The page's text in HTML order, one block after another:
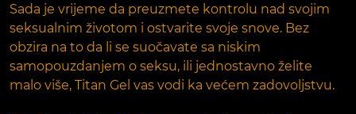
Sada je vrijeme da preuzmete kontrolu nad svojim
seksualnim životom i ostvarite svoje snove. Bez
obzira na to da li se suočavate sa niskim
samopouzdanjem o seksu, ili jednostavno želite
malo više, Titan Gel vas vodi ka većem zadovoljstvu.